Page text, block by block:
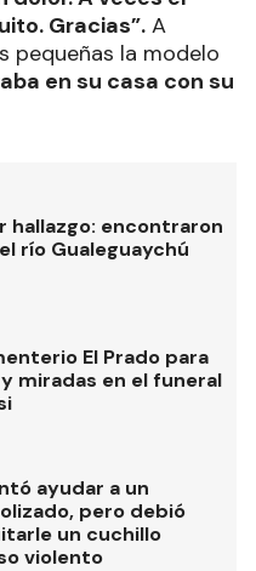
Gracias”. A
pequeñas la modelo
en su casa con su
hallazgo: encontraron
río Gualeguaychú
El Prado para
miradas en el funeral
ayudar a un
pero debió
un cuchillo
violento